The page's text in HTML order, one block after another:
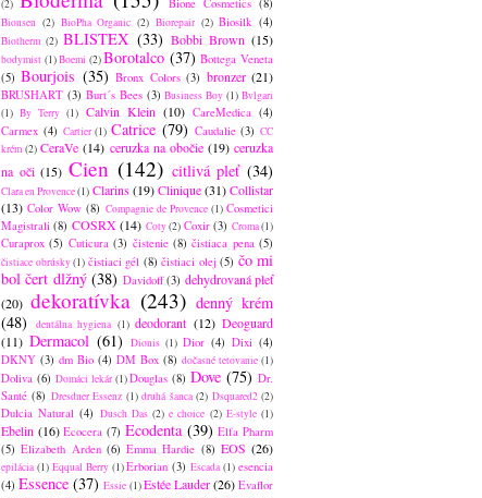
(2)
Bionsen (2) BioPha Organic (2) Biorepair (2) Biosilk (4)
Biotherm (2) BLISTEX (33) Bobbi Brown (15)
bodymist (1)Boemi (2)Borotalco (37) Bottega Veneta
(5) Bourjois (35) Bronx Colors (3) bronzer (21)
BRUSHART (3) Burt´s Bees (3) Business Boy (1) Bvlgari
(1) By Terry (1) Calvin Klein (10) CareMedica (4)
Carmex (4) Cartier (1) Catrice (79) Caudalie (3) CC
krém (2) CeraVe (14) ceruzka na obočie (19) ceruzka
na oči (15) Cien (142) citlivá pleť (34)
Clara en Provence(1) Clarins (19) Clinique (31)Collistar
(13) Color Wow (8) Compagnie de Provence (1) Cosmetici
Magistrali (8) COSRX (14) Coty(2) Coxir (3) Croma(1)
Curaprox (5) Cuticura (3) čistenie (8) čistiaca pena (5)
čistiace obrúsky(1) čistiaci gél (8) čistiaci olej (5) čo mi
bol čert dlžný (38) Davidoff (3) dehydrovaná pleť
(20) dekoratívka (243) denný krém
(48)
dentálna hygiena (1) deodorant (12) Deoguard
(11) Dermacol (61) Dionis (1) Dior (4) Dixi (4)
DKNY (3) dm Bio (4) DM Box (8) dočasné tetovanie (1)
Doliva (6) Domáci lekár (1) Douglas (8) Dove (75) Dr.
Santé (8) Dresdner Essenz (1) druhá šanca (2) Dsquared2 (2)
Dulcia Natural (4) Dusch Das (2) e choice (2) E-style (1)
Ebelin (16) Ecocera (7) Ecodenta (39) Elfa Pharm
(5) Elizabeth Arden (6) Emma Hardie (8) EOS (26)
epilácia (1) Eqqual Berry (1) Erborian (3) Escada (1) esencia
(4) Essence (37) Essie (1)Estée Lauder (26) Evaflor